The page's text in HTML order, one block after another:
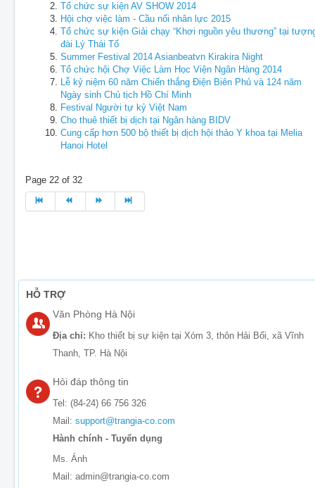
Tổ chức sự kiện AV SHOW 2014
Hội chợ việc làm - Cầu nối nhân lực 2015
Tổ chức sự kiện Giải chạy “Khơi nguồn yêu thương” tại
đài Lý Thái Tổ
Summer Festival 2014 Asianbeatvn Kirakira Night
Tổ chức hội Chợ Việc Làm Học Viện Ngân Hàng 2014
Lễ kỷ niệm 60 năm Chiến thắng Điện Biên Phủ và 124 năm
Ngày sinh Chủ tịch Hồ Chí Minh
Festival Người tự kỷ Việt Nam
Cho thuê thiết bị dịch tại Ngân hàng BIDV
Cung cấp hơn 500 bộ thiết bị dịch hội thảo Y khoa tại Melia
Hanoi Hotel
Page 22 of 32
HỖ TRỢ
Văn Phòng Hà Nội
Địa chỉ: Kho thiết bị sự kiện tại Xóm 3, thôn Hải Bối, xã Vĩnh
Thanh, TP. Hà Nội
Hỏi đáp thông tin
Tel: (84-24) 66 756 326
Mail: support@trangia-co.com
Hành chính - Tuyển dụng
Ms. Ánh
Mail: admin@trangia-co.com